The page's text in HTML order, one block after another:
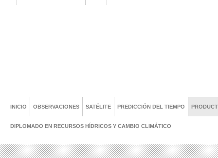
INICIO OBSERVACIONES SATÉLITE PREDICCIÓN DEL TIEMPO
DIPLOMADO EN RECURSOS HÍDRICOS Y CAMBIO CLIMÁTICO